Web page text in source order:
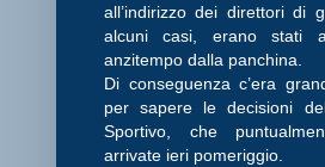
all’indirizzo dei direttori di
alcuni casi, erano stati
anzitempo dalla panchina.
Di conseguenza c’era
per sapere le decisioni
Sportivo, che
arrivate ieri pomeriggio.